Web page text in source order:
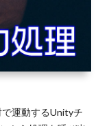
運動するUnityチ